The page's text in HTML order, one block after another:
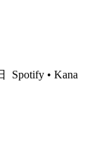
Spotify • Kana